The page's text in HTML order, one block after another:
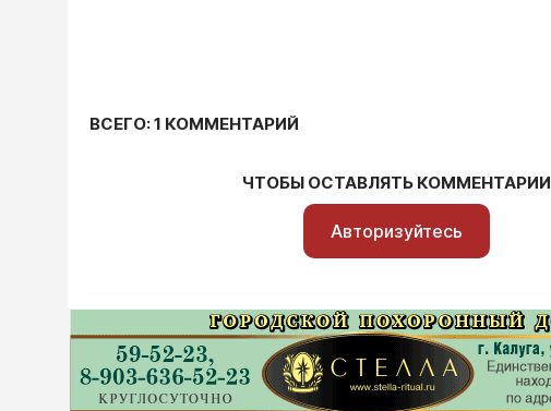
ВСЕГО: 1 КОММЕНТАРИЙ
ЧТОБЫ ОСТАВЛЯТЬ КОММЕНТАРИИ
Авторизуйтесь